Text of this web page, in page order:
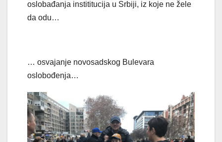
oslobađanja instititucija u Srbiji, iz koje ne žele
da odu…
… osvajanje novosadskog Bulevara
oslobođenja…